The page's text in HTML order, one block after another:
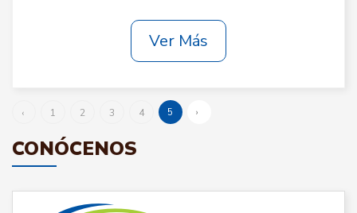
Ver Más
‹ 1 2 3 4 5 ›
CONÓCENOS